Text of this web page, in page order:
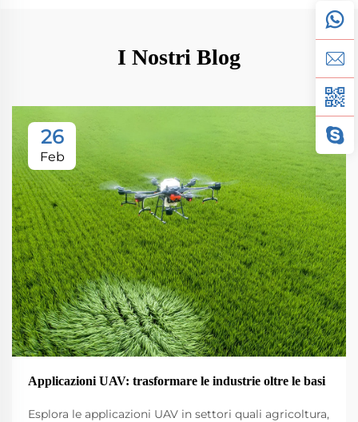
I Nostri Blog
26
Feb
Applicazioni UAV: trasformare le industrie oltre le basi
Esplora le applicazioni UAV in settori quali agricoltura,